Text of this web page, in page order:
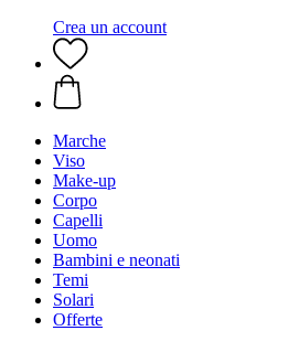
Crea un account
Marche
Viso
Make-up
Corpo
Capelli
Uomo
Bambini e neonati
Temi
Solari
Offerte